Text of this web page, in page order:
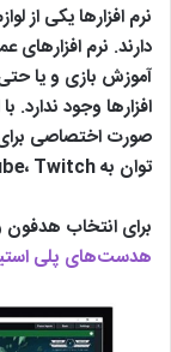
نرم افزارها یکی از
دارند. نرم افزارهای
آموزش بازی و یا
افزارها وجود ندارد.
صورت اختصاصی برای
توان به YouTube، Twitch و Facebook Gaming اشاره نمود.
برای انتخاب
هدست‌های پلی